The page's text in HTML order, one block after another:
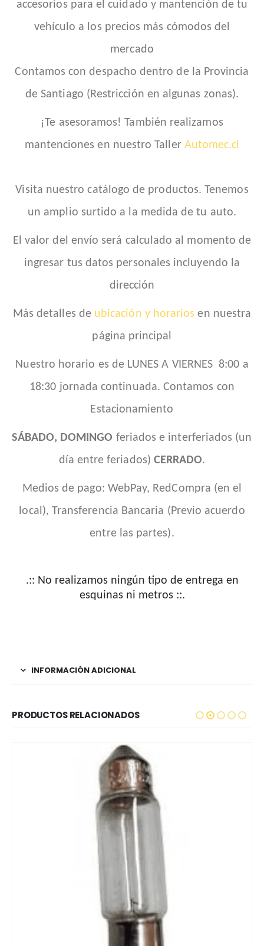
accesorios para el cuidado y mantención de tu
vehículo a los precios más cómodos del
mercado
Contamos con despacho dentro de la Provincia
de Santiago (Restricción en algunas zonas).
¡Te asesoramos! También realizamos
mantenciones en nuestro Taller Automec.cl
Visita nuestro catálogo de productos. Tenemos
un amplio surtido a la medida de tu auto.
El valor del envío será calculado al momento de
ingresar tus datos personales incluyendo la
dirección
Más detalles de ubicación y horarios en nuestra
página principal
Nuestro horario es de LUNES A VIERNES 8:00 a
18:30 jornada continuada. Contamos con
Estacionamiento
SÁBADO, DOMINGO feriados e interferiados (un
día entre feriados) CERRADO.
Medios de pago: WebPay, RedCompra (en el
local), Transferencia Bancaria (Previo acuerdo
entre las partes).
.:: No realizamos ningún tipo de entrega en
esquinas ni metros ::.
INFORMACIÓN ADICIONAL
PRODUCTOS RELACIONADOS